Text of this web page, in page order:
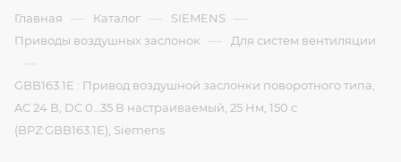
Главная — Каталог — SIEMENS —
Приводы воздушных заслонок — Для систем вентиляции
—
GBB163.1E : Привод воздушной заслонки поворотного типа,
AC 24 В, DC 0…35 В настраиваемый, 25 Нм, 150 с
(BPZ:GBB163.1E), Siemens